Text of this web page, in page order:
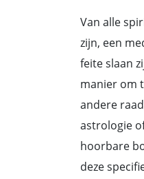
Van alle
zijn, een
feite slaan
manier om
andere
astrologie
hoorbare
deze